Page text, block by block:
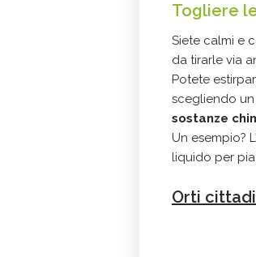
Togliere
Siete calmi e
da tirarle via
Potete
scegliendo un
sostanze
Un esempio? L'
liquido per
Orti